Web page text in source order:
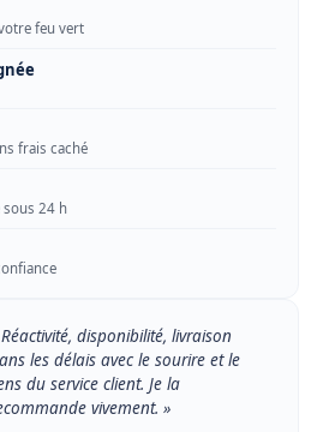
feu vert
frais caché
sous 24 h
disponibilité, livraison
les délais avec le sourire et le
du service client. Je la
vivement. »